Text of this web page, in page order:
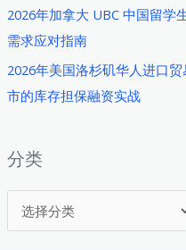
2026年加拿大 UBC 中国留学
需求应对指南
2026年美国洛杉矶华人进口
市的库存担保融资实战
分类
类
西
亚
融
实
册